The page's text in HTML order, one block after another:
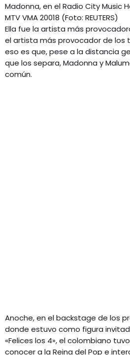
CONTACTO
Madonna, en el Radio City Music
MTV VMA 20018 (Foto: REUTERS)
Ella fue la artista más
el artista más provocador de los
eso es que, pese a la distancia
que los separa, Madonna y
común.
Anoche, en el backstage de los
donde estuvo como figura
«Felices los 4», el colombiano
conocer a la Reina del Pop e